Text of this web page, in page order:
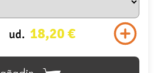
ud. 18,20 €